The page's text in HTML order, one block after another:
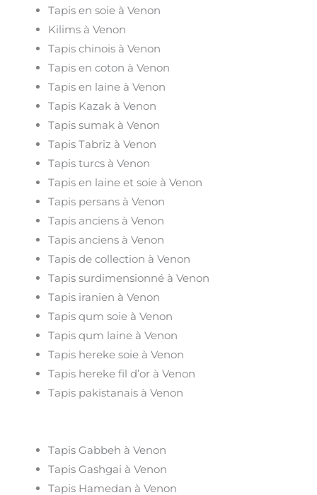
Tapis en soie à Venon
Kilims à Venon
Tapis chinois à Venon
Tapis en coton à Venon
Tapis en laine à Venon
Tapis Kazak à Venon
Tapis sumak à Venon
Tapis Tabriz à Venon
Tapis turcs à Venon
Tapis en laine et soie à Venon
Tapis persans à Venon
Tapis anciens à Venon
Tapis anciens à Venon
Tapis de collection à Venon
Tapis surdimensionné à Venon
Tapis iranien à Venon
Tapis qum soie à Venon
Tapis qum laine à Venon
Tapis hereke soie à Venon
Tapis hereke fil d’or à Venon
Tapis pakistanais à Venon
Tapis Gabbeh à Venon
Tapis Gashgai à Venon
Tapis Hamedan à Venon